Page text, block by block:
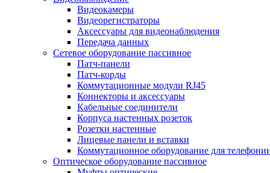
Видеокамеры
Видеорегистраторы
Аксессуары для видеонаблюдения
Передача данных
Сетевое оборудование пассивное
Патч-панели
Патч-корды
Коммутационные модули RJ45
Коннекторы и аксессуары
Кабельные соединители
Корпуса настенных розеток
Розетки настенные
Лицевые панели и вставки
Коммутационное оборудование для
Оптическое оборудование пассивное